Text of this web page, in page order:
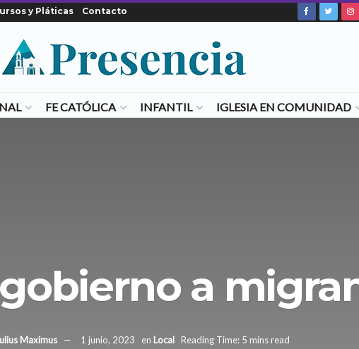
y Pláticas Contacto
FE CATÓLICA INFANTIL IGLESIA EN COMUNIDAD
a
Maximus 1 junio, 2023 en Local Reading Time: 5 mins read